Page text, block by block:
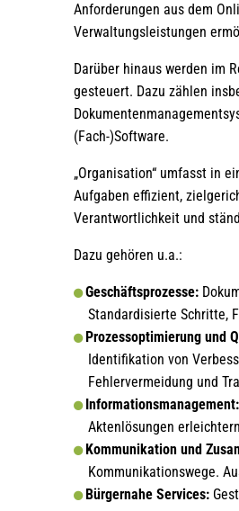
Anforderungen aus dem
Verwaltungsleistungen
Darüber hinaus werden im
gesteuert. Dazu zählen
(Fach-)Software.
„Organisation“ umfasst in
Aufgaben effizient,
Verantwortlichkeit und
Dazu gehören u.a.:
Geschäftsprozesse:
Standardisierte Schritte,
Prozessoptimierung und
Identifikation von
Fehlervermeidung und
Informationsmanagement:
Aktenlösungen
Kommunikation und
Kommunikationswege.
Bürgernahe Services: